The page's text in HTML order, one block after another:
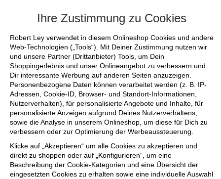
Ihre Zustimmung zu Cookies
Robert Ley verwendet in diesem Onlineshop Cookies und andere
Web-Technologien („Tools“). Mit Deiner Zustimmung nutzen wir
und unsere Partner (Drittanbieter) Tools, um Dein
Shoppingerlebnis und unser Onlineangebot zu verbessern und
Dir interessante Werbung auf anderen Seiten anzuzeigen.
Personenbezogene Daten können verarbeitet werden (z. B. IP-
Adressen, Cookie-ID, Browser- und Standort-Informationen,
Nutzerverhalten), für personalisierte Angebote und Inhalte, für
personalisierte Anzeigen aufgrund Deines Nutzerverhaltens,
sowie die Analyse in unserem Onlineshop, um diese für Dich zu
verbessern oder zur Optimierung der Werbeaussteuerung.
Klicke auf „Akzeptieren“ um alle Cookies zu akzeptieren und
direkt zu shoppen oder auf „Konfigurieren“, um eine
Beschreibung der Cookie-Kategorien und eine Übersicht der
eingesetzten Cookies zu erhalten sowie eine individuelle Auswahl